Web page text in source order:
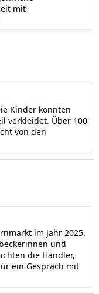
mit
Kinder konnten
verkleidet. Über 100
von den
im Jahr 2025.
und
die Händler,
ein Gespräch mit